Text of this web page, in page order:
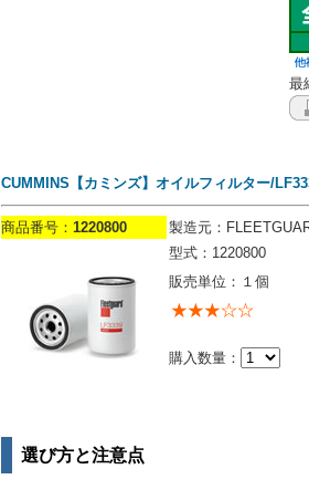
最
CUMMINS【カミンズ】オイルフィルター/
商品番号： 1220800
製造元：
型式：1220800
販売単位：１個
購入数量：
選び方と注意点